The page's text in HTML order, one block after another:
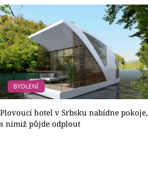
BYDLENÍ
Plovoucí hotel v Srbsku nabídne pokoje,
s nimiž půjde odplout